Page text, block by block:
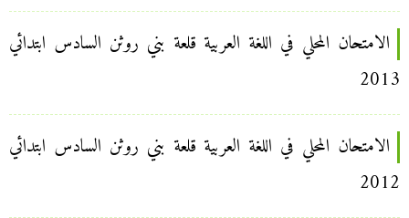
الامتحان المحلي في اللغة العربية قلعة بني روثن السادس ابتدائي
2013
الامتحان المحلي في اللغة العربية قلعة بني روثن السادس ابتدائي
2012